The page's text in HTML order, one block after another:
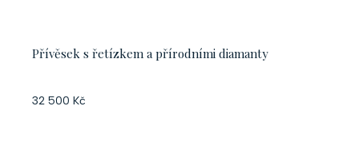
Přívěsek s řetízkem a přírodními diamanty
32 500 Kč